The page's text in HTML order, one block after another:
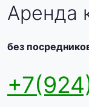
Аренда
без